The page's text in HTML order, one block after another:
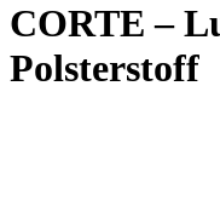
CORTE –
Polsterstoff